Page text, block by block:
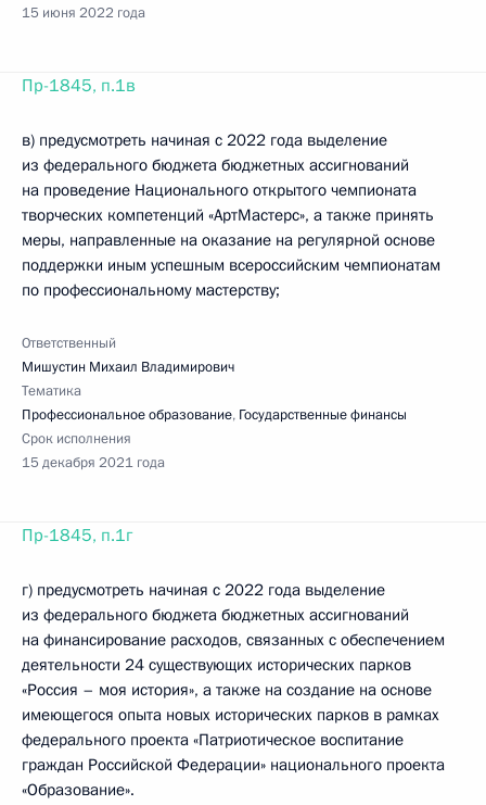
15 июня 2022 года
Пр-1845, п.1в
в) предусмотреть начиная с 2022 года выделение
из федерального бюджета бюджетных ассигнований
на проведение Национального открытого чемпионата
творческих компетенций «АртМастерс», а также принять
меры, направленные на оказание на регулярной основе
поддержки иным успешным всероссийским чемпионатам
по профессиональному мастерству;
Ответственный
Мишустин Михаил Владимирович
Тематика
Профессиональное образование, Государственные финансы
Срок исполнения
15 декабря 2021 года
Пр-1845, п.1г
г) предусмотреть начиная с 2022 года выделение
из федерального бюджета бюджетных ассигнований
на финансирование расходов, связанных с обеспечением
деятельности 24 существующих исторических парков
«Россия – моя история», а также на создание на основе
имеющегося опыта новых исторических парков в рамках
федерального проекта «Патриотическое воспитание
граждан Российской Федерации» национального проекта
«Образование».